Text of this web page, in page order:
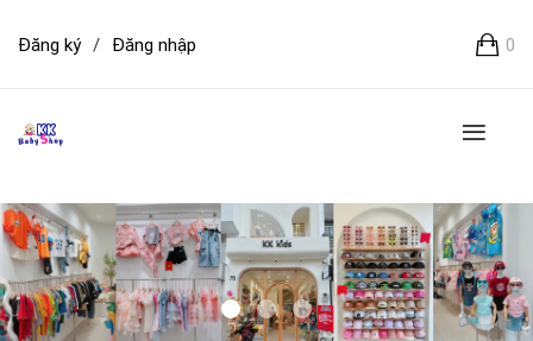
0
Đăng ký / Đăng nhập